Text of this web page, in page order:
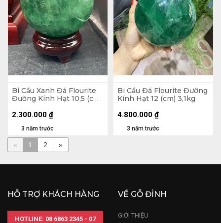
Bi Cầu Xanh Đá Flourite
Đường Kính Hạt 10,5 (cm)
3 năm trước
2.300.000 ₫
Bi Cầu Đá Flourite Đường
Kính Hạt 12 (cm) 3,1kg
3 năm trước
4.800.000 ₫
« 1 2 »
HỖ TRỢ KHÁCH HÀNG
HOTLINE: 08 6863 2345 - 07
VỀ GỖ ĐỈNH
GIỚI THIỆU